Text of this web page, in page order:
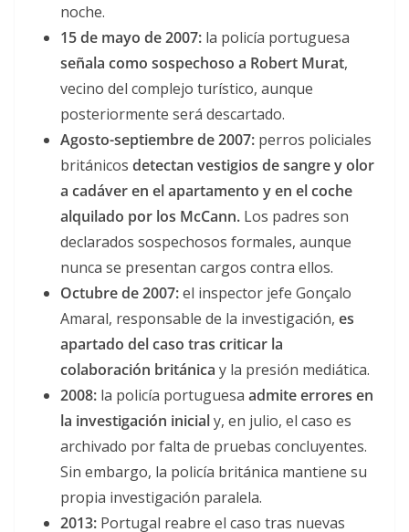
noche.
15 de mayo de 2007: la policía portuguesa
señala como sospechoso a Robert Murat,
vecino del complejo turístico, aunque
posteriormente será descartado.
Agosto-septiembre de 2007: perros policiales
británicos detectan vestigios de sangre y olor
a cadáver en el apartamento y en el coche
alquilado por los McCann. Los padres son
declarados sospechosos formales, aunque
nunca se presentan cargos contra ellos.
Octubre de 2007:el inspector jefe Gonçalo
Amaral, responsable de la investigación, es
apartado del caso tras criticar la
colaboración británica y la presión mediática.
2008: la policía portuguesa admite errores en
la investigación inicialy, en julio, el caso es
archivado por falta de pruebas concluyentes.
Sin embargo, la policía británica mantiene su
propia investigación paralela.
2013: Portugal reabre el caso tras nuevas